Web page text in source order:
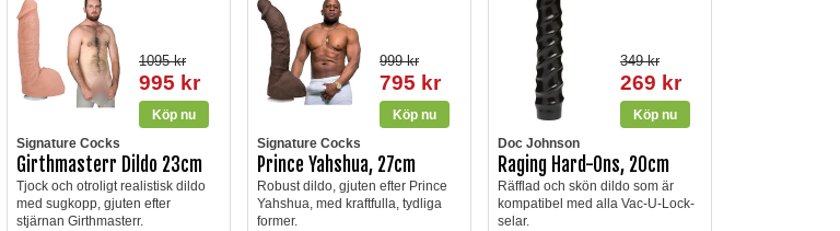
1095 kr
995 kr
Signature Cocks
Girthmasterr Dildo 23cm
Tjock och otroligt realistisk dildo
med sugkopp, gjuten efter
stjärnan Girthmasterr.
999 kr
795 kr
Signature Cocks
Prince Yahshua, 27cm
Robust dildo, gjuten efter Prince
Yahshua, med kraftfulla, tydliga
former.
349 kr
269 kr
Doc Johnson
Raging Hard-Ons, 20cm
Räfflad och skön dildo som är
kompatibel med alla Vac-U-Lock-
selar.